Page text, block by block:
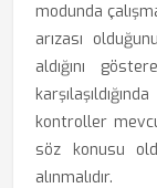
modunda
arızası
aldığını
kontroller
söz konusu
alınmalıdır.